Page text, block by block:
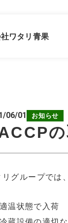
ワタリ青果
募集職種
06/01 お知らせ
リグループでは
温状態で入荷